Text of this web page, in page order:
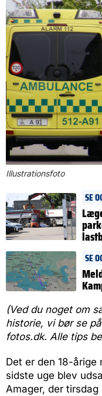
Illustrationsfoto
SE
SE
(Ved du noget om
historie, vi bør se
fotos.dk. Alle tips
Det er den 18-årige
sidste uge blev
Amager, der